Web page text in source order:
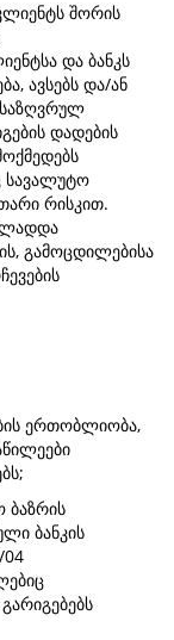
შორის
და ბანკს
ავსებს და/ან
დადების
სავალუტო
რისკით.
გამოცდილებისა
ერთობლიობა,
ბაზრის
ბანკის
04